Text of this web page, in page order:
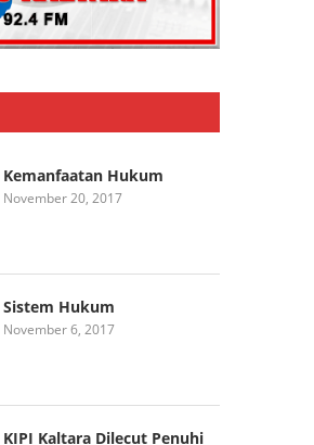
Kemanfaatan Hukum
November 20, 2017
Sistem Hukum
November 6, 2017
KIPI Kaltara Dilecut Penuhi